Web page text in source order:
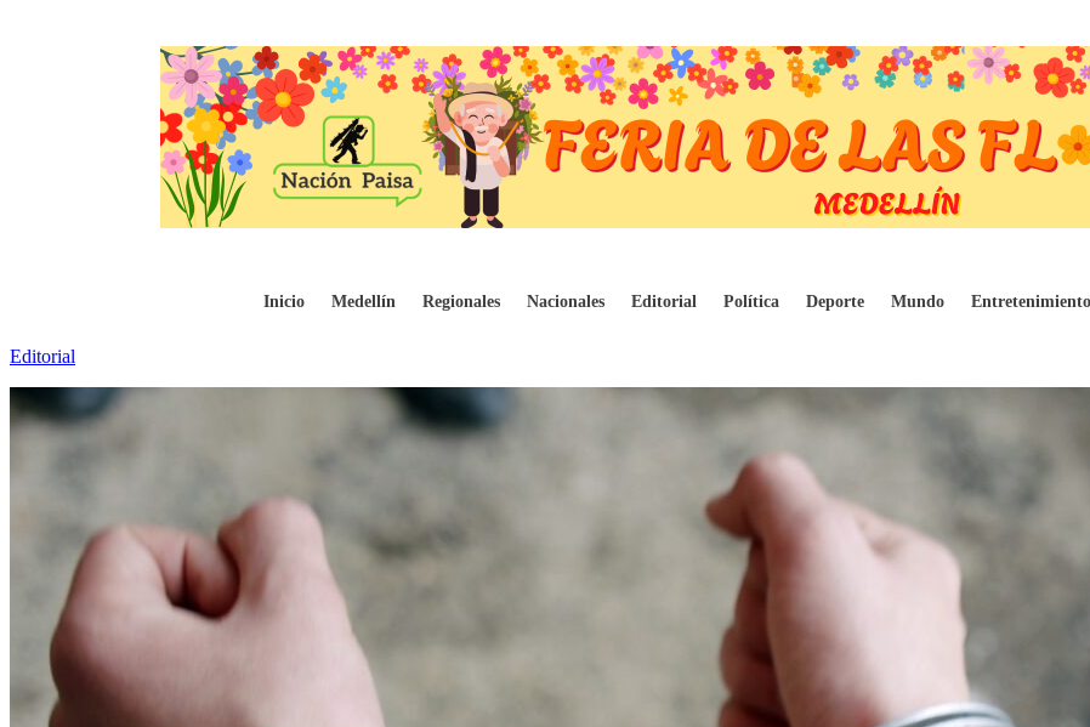
Inicio Medellín Regionales Nacionales Editorial Política Deporte Mundo Entretenimiento
Recomendaciones para personas que están camino hacia la extradición en Estados
Editorial